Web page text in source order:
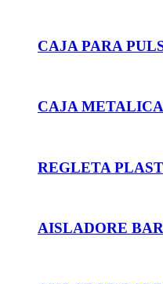
CAJA PARA
CAJA
REGLETA
AISLADORE